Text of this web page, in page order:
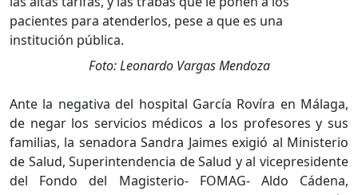
Foto: Leonardo Vargas Mendoza
Ante la negativa del hospital García Rovíra en Málaga,
de negar los servicios médicos a los profesores y sus
familias, la senadora Sandra Jaimes exigió al Ministerio
de Salud, Superintendencia de Salud y al vicepresidente
del Fondo del Magisterio- FOMAG- Aldo Cádena,